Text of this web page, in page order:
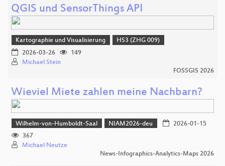
QGIS und SensorThings API
Kartographie und Visualisierung
HS3 (ZHG 009)
2026-03-26
149
Michael Stein
FOSSGIS 2026
Wieviel Miete zahlen meine Nachbarn?
Wilhelm-von-Humboldt-Saal NIAM2026-deu
2026-01-15
367
Michael Neutze
News-Infographics-Analytics-Maps 2026